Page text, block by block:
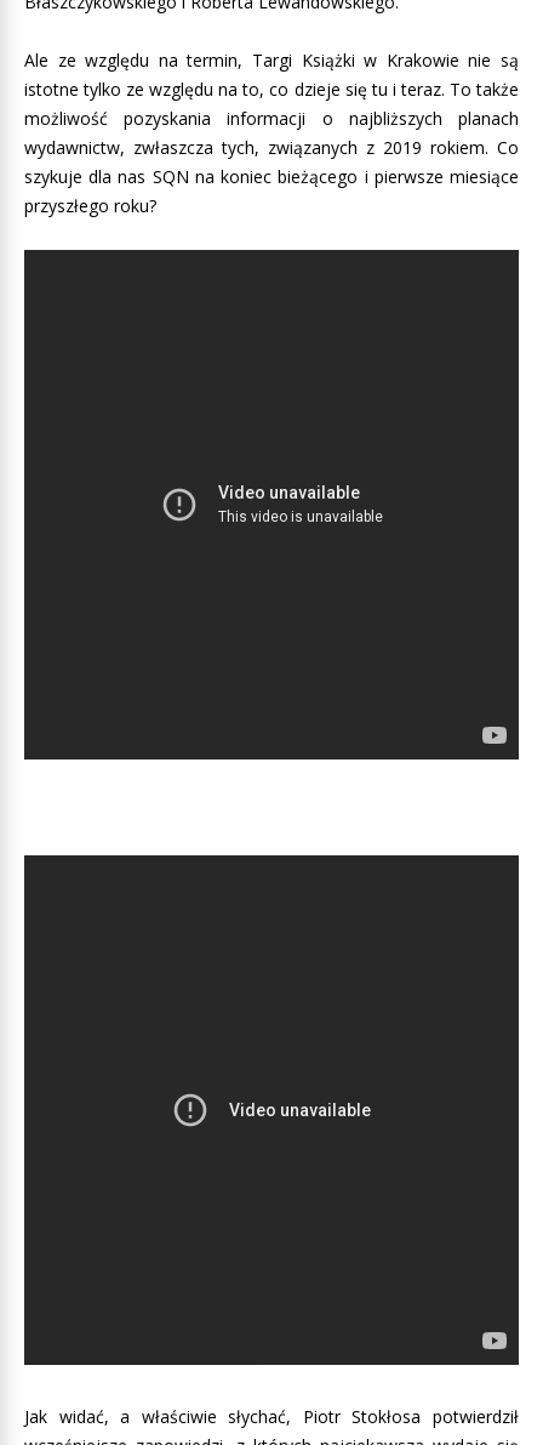
Ale ze względu na termin, Targi Książki w Krakowie nie są
istotne tylko ze względu na to, co dzieje się tu i teraz. To także
możliwość pozyskania informacji o najbliższych planach
wydawnictw, zwłaszcza tych, związanych z 2019 rokiem. Co
szykuje dla nas SQN na koniec bieżącego i pierwsze miesiące
przyszłego roku?
Jak widać, a właściwie słychać, Piotr Stokłosa potwierdził